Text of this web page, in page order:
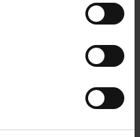
stets Festnetztelefone auf
behalten die individuellen